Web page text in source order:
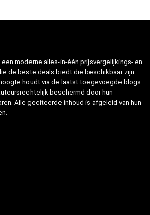
moderne alles-in-één prijsvergelijkings- en
de beste deals biedt die beschikbaar zijn
houdt via de laatst toegevoegde blogs.
beschermd door hun
Alle geciteerde inhoud is afgeleid van hun